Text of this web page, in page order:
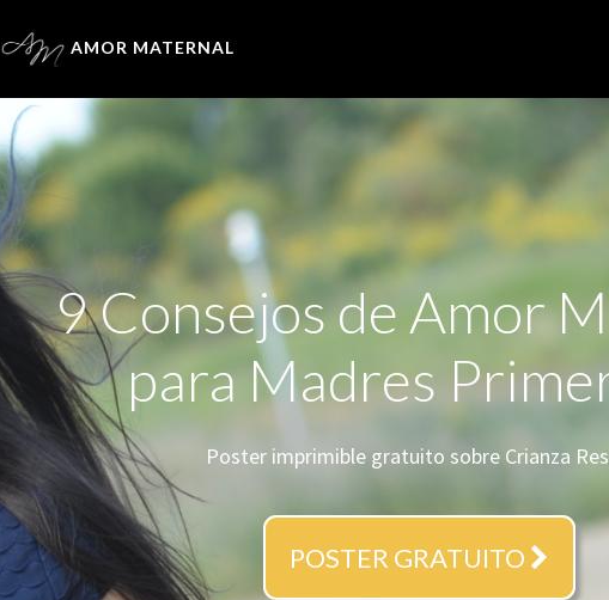
AMOR MATERNAL
9 Consejos de Amor
para Madres
Poster imprimible gratuito sobre Crianza
POSTER GRATUITO